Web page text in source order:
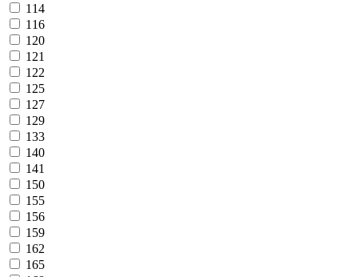
114
116
120
121
122
125
127
129
133
140
141
150
155
156
159
162
165